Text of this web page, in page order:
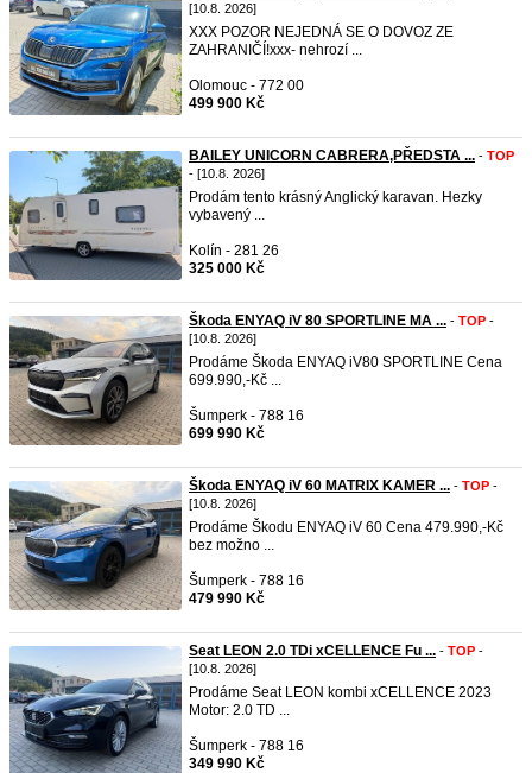
[10.8. 2026]
XXX POZOR NEJEDNÁ SE O DOVOZ ZE
ZAHRANIČÍ!xxx- nehrozí ...
Olomouc - 772 00
499 900 Kč
BAILEY UNICORN CABRERA,PŘEDSTA ... - TOP
- [10.8. 2026]
Prodám tento krásný Anglický karavan. Hezky
vybavený ...
Kolín - 281 26
325 000 Kč
Škoda ENYAQ iV 80 SPORTLINE MA ... - TOP -
[10.8. 2026]
Prodáme Škoda ENYAQ iV80 SPORTLINE Cena
699.990,-Kč ...
Šumperk - 788 16
699 990 Kč
Škoda ENYAQ iV 60 MATRIX KAMER ... - TOP -
[10.8. 2026]
Prodáme Škodu ENYAQ iV 60 Cena 479.990,-Kč
bez možno ...
Šumperk - 788 16
479 990 Kč
Seat LEON 2.0 TDi xCELLENCE Fu ... - TOP -
[10.8. 2026]
Prodáme Seat LEON kombi xCELLENCE 2023
Motor: 2.0 TD ...
Šumperk - 788 16
349 990 Kč